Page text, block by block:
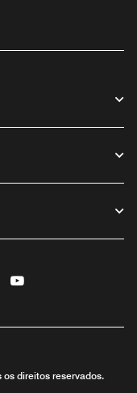
direitos reservados.